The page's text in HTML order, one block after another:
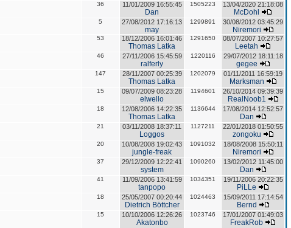
36 11/01/2009 16:55:45
Dan
1505223 13/04/2020 21:18:08
McDohl
5 27/08/2012 17:16:13
may
1299891 30/08/2012 03:45:29
Niremori
53 18/12/2006 16:01:46
Thomas Latka
1291650 08/07/2007 10:27:57
Leetah
46 27/11/2006 15:45:59
ralferly
1220116 29/07/2012 18:11:18
gegee
147 28/11/2007 00:25:39
Thomas Latka
1202079 01/11/2011 16:59:19
Marksman
15 09/07/2009 08:23:28
elwello
1194601 26/10/2014 09:39:39
RealNoob1
18 12/08/2006 14:22:35
Thomas Latka
1136644 17/08/2014 12:52:57
Dan
21 03/11/2008 18:37:11
Loggos
1127211 22/01/2018 01:50:55
zongoku
20 10/08/2008 19:02:43
jungle-freak
1091032 18/08/2008 15:50:11
Niremori
37 29/12/2009 12:22:41
system
1090260 13/02/2012 11:45:00
Dan
41 11/09/2006 13:41:59
tanpopo
1034351 19/11/2006 20:22:35
PiLLe
18 25/05/2007 00:20:44
Dietrich Böttcher
1024463 15/09/2011 17:14:54
Bernd
15 10/10/2006 12:26:26
Akatonbo
1023746 17/01/2007 01:49:03
FreakRob